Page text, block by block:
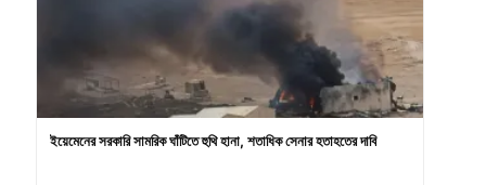
ইয়েমেনের সরকারি সামরিক ঘাঁটিতে হুথি হানা, শতাধিক সেনার হতাহতের দাবি